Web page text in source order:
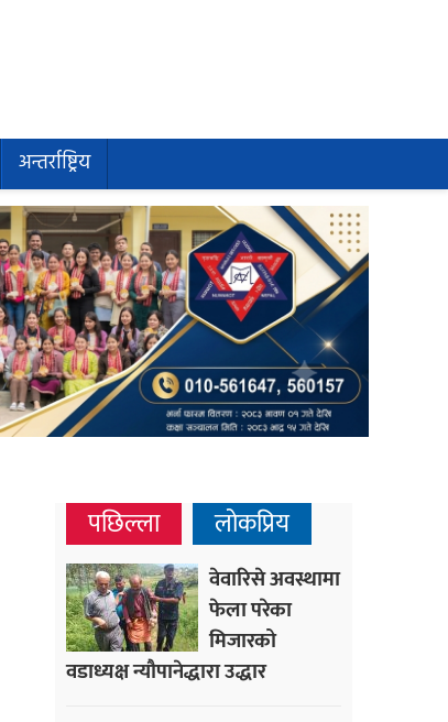
अन्तर्राष्ट्रिय
पछिल्ला लोकप्रिय
वेवारिसे अवस्थामा
फेला परेका
मिजारको
वडाध्यक्ष न्यौपानेद्धारा उद्धार